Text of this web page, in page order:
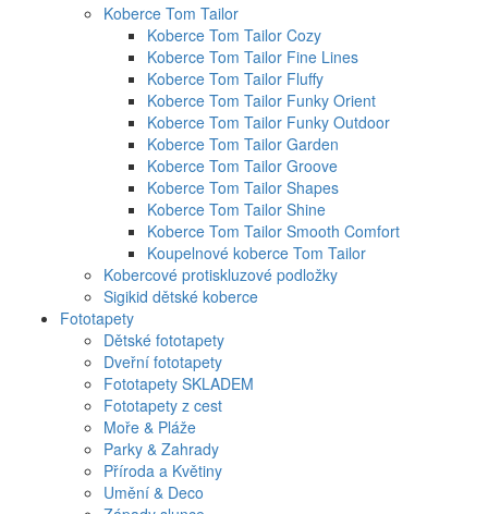
Koberce Tom Tailor
Koberce Tom Tailor Cozy
Koberce Tom Tailor Fine Lines
Koberce Tom Tailor Fluffy
Koberce Tom Tailor Funky Orient
Koberce Tom Tailor Funky Outdoor
Koberce Tom Tailor Garden
Koberce Tom Tailor Groove
Koberce Tom Tailor Shapes
Koberce Tom Tailor Shine
Koberce Tom Tailor Smooth Comfort
Koupelnové koberce Tom Tailor
Kobercové protiskluzové podložky
Sigikid dětské koberce
Fototapety
Dětské fototapety
Dveřní fototapety
Fototapety SKLADEM
Fototapety z cest
Moře & Pláže
Parky & Zahrady
Příroda a Květiny
Umění & Deco